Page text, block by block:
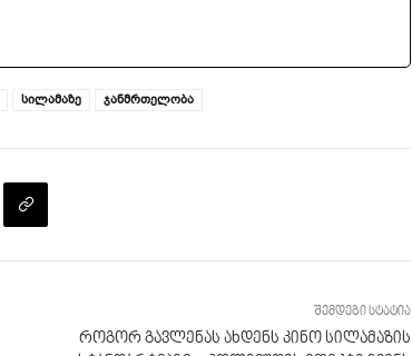
სილამაზე ჯანმრთელობა
შემდეგი სტატია
როგორ გავლენას ახდენს კინო სილამაზის